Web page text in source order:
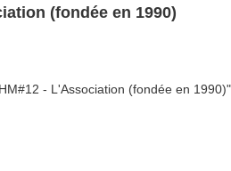
(fondée en 1990)